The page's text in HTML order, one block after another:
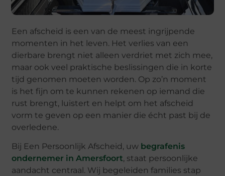
Een afscheid is een van de meest ingrijpende
momenten in het leven. Het verlies van een
dierbare brengt niet alleen verdriet met zich mee,
maar ook veel praktische beslissingen die in korte
tijd genomen moeten worden. Op zo’n moment
is het fijn om te kunnen rekenen op iemand die
rust brengt, luistert en helpt om het afscheid
vorm te geven op een manier die écht past bij de
overledene.
Bij Een Persoonlijk Afscheid, uw begrafenis
ondernemer in Amersfoort, staat persoonlijke
aandacht centraal. Wij begeleiden families stap